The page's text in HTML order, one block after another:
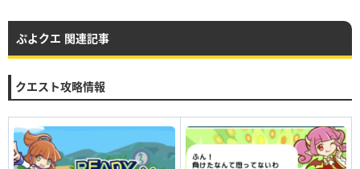
ぷよクエ 関連記事
クエスト攻略情報